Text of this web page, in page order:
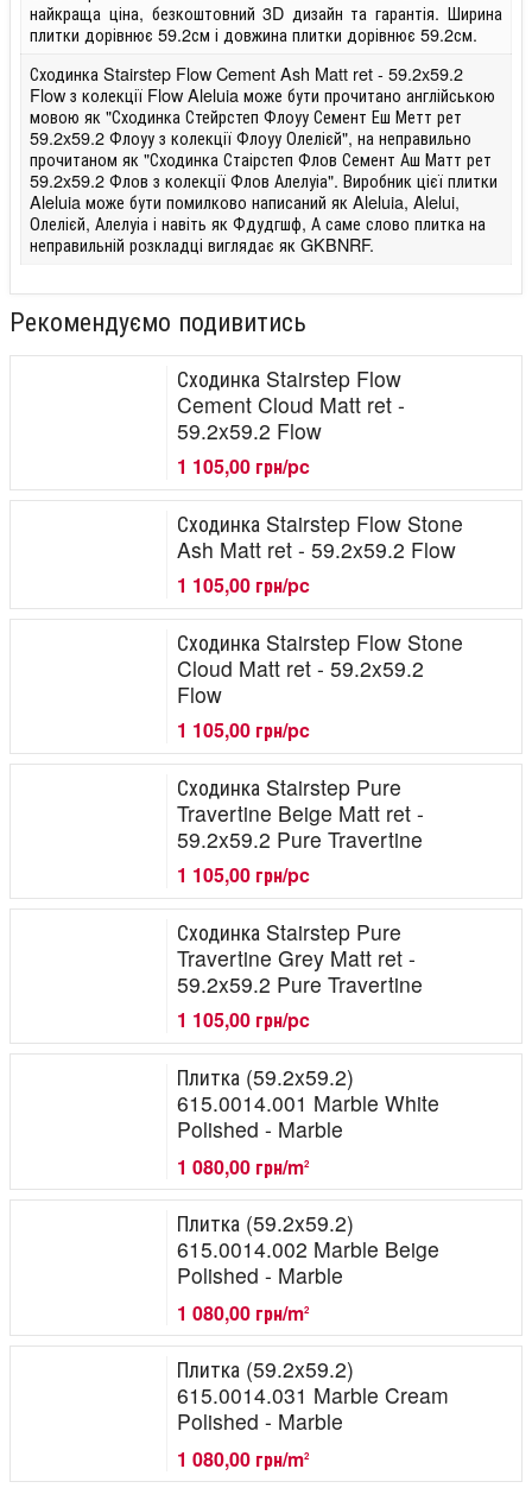
найкраща ціна, безкоштовний 3D дизайн та гарантія. Ширина
плитки дорівнює 59.2см і довжина плитки дорівнює 59.2см.
Сходинка Stairstep Flow Cement Ash Matt ret - 59.2x59.2
Flow з колекції Flow Aleluia може бути прочитано англійською
мовою як "Сходинка Стейрстеп Флоуу Семент Еш Метт рет
59.2x59.2 Флоуу з колекції Флоуу Олелієй", на неправильно
прочитаном як "Сходинка Стаірстеп Флов Семент Аш Матт рет
59.2x59.2 Флов з колекції Флов Алелуіа". Виробник цієї плитки
Aleluia може бути помилково написаний як Aleluia, Alelui,
Олелієй, Алелуіа і навіть як Фдудгшф, А саме слово плитка на
неправильній розкладці виглядає як GKBNRF.
Рекомендуємо подивитись
Сходинка Stairstep Flow
Cement Cloud Matt ret -
59.2x59.2 Flow
1 105,00 грн/pc
Сходинка Stairstep Flow Stone
Ash Matt ret - 59.2x59.2 Flow
1 105,00 грн/pc
Сходинка Stairstep Flow Stone
Cloud Matt ret - 59.2x59.2
Flow
1 105,00 грн/pc
Сходинка Stairstep Pure
Travertine Beige Matt ret -
59.2x59.2 Pure Travertine
1 105,00 грн/pc
Сходинка Stairstep Pure
Travertine Grey Matt ret -
59.2x59.2 Pure Travertine
1 105,00 грн/pc
Плитка (59.2x59.2)
615.0014.001 Marble White
Polished - Marble
1 080,00 грн/m2
Плитка (59.2x59.2)
615.0014.002 Marble Beige
Polished - Marble
1 080,00 грн/m2
Плитка (59.2x59.2)
615.0014.031 Marble Cream
Polished - Marble
1 080,00 грн/m2